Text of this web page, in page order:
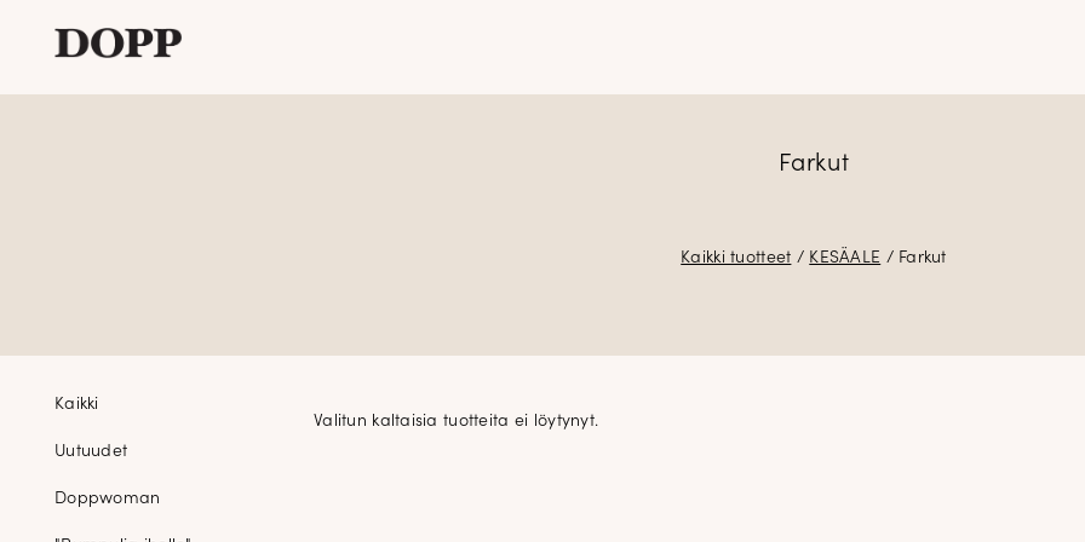
Farkut
Kaikki tuotteet / KESÄALE / Farkut
Valitun kaltaisia tuotteita ei löytynyt.
Tuoteosastot
Kaikki
Uutuudet
Doppwoman